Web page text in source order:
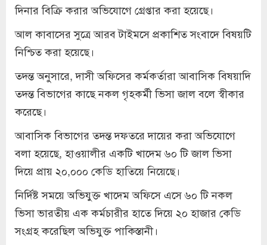
দিনার বিক্রি করার অভিযোগে গ্রেপ্তার করা হয়েছে।
আল কাবাসের সুত্রে আরব টাইমসে প্রকাশিত সংবাদে বিষয়টি
নিশ্চিত করা হয়েছে।
তদন্ত অনুসারে, দাসী অফিসের কর্মকর্তারা আবাসিক বিষয়াদি
তদন্ত বিভাগের কাছে নকল গৃহকর্মী ভিসা জাল বলে স্বীকার
করেছে।
আবাসিক বিভাগের তদন্ত দফতরে দায়ের করা অভিযোগে
বলা হয়েছে, হাওয়ালীর একটি খাদেম ৬০ টি জাল ভিসা
দিয়ে প্রায় ২০,০০০ কেডি হাতিয়ে নিয়েছে।
নির্দিষ্ট সময়ে অভিযুক্ত খাদেম অফিসে এসে ৬০ টি নকল
ভিসা ভারতীয় এক কর্মচারীর হাতে দিয়ে ২০ হাজার কেডি
সংগ্রহ করেছিল অভিযুক্ত পাকিস্তানী।